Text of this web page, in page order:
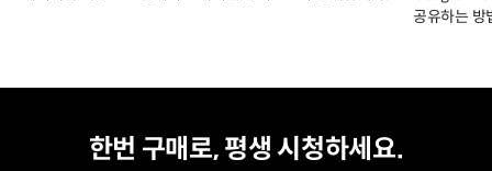
공유하는 방
한번 구매로, 평생 시청하세요.